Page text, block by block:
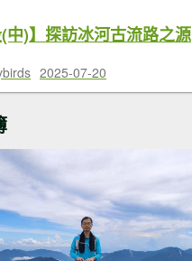
(中)】探訪冰河古流路之源
2025-07-20